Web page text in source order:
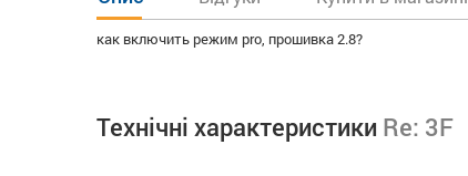
как включить режим pro, прошивка 2.8?
Технічні характеристики Re: 3F